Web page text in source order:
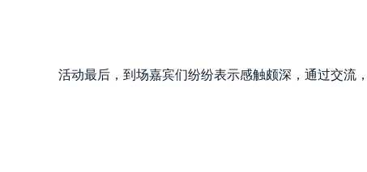
活动最后，到场嘉宾们纷纷表示感触颇深，通过交流